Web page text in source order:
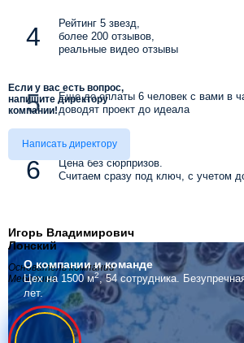
Рейтинг 5 звезд,
более 200 отзывов,
реальные видео отзывы
Еще до оплаты 6 человек с вами в
доводят проект до идеала
Цена без сюрпризов.
Считаем сразу под ключ, с учетом
Если у вас есть вопрос,
напишите директору
компании!
Написать директору
Игорь Владимирович
Лонский
Основатель компании
Мебелино
О компаниии команде
Цех на 1500 м2, 54 сотрудника.
лет.